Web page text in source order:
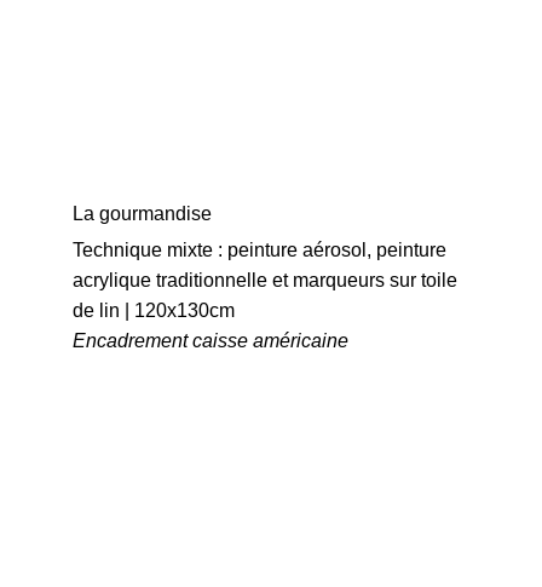
La gourmandise
Technique mixte : peinture aérosol, peinture
acrylique traditionnelle et marqueurs sur toile
de lin | 120x130cm
Encadrement caisse américaine